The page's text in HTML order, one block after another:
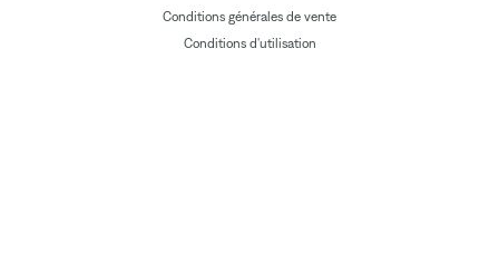
Conditions générales de vente
Conditions d'utilisation